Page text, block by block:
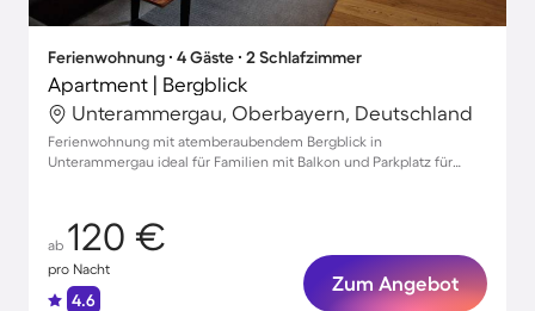
Ferienwohnung ∙ 4 Gäste ∙ 2 Schlafzimmer
Apartment | Bergblick
Unterammergau, Oberbayern, Deutschland
Ferienwohnung mit atemberaubendem Bergblick in
Unterammergau ideal für Familien mit Balkon und Parkplatz für
ab 120 €
pro Nacht
4.6
Zum Angebot